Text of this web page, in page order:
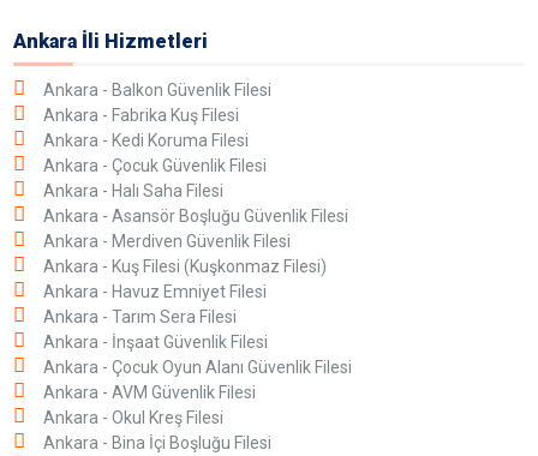
Ankara İli Hizmetleri
Ankara - Balkon Güvenlik Filesi
Ankara - Fabrika Kuş Filesi
Ankara - Kedi Koruma Filesi
Ankara - Çocuk Güvenlik Filesi
Ankara - Halı Saha Filesi
Ankara - Asansör Boşluğu Güvenlik Filesi
Ankara - Merdiven Güvenlik Filesi
Ankara - Kuş Filesi (Kuşkonmaz Filesi)
Ankara - Havuz Emniyet Filesi
Ankara - Tarım Sera Filesi
Ankara - İnşaat Güvenlik Filesi
Ankara - Çocuk Oyun Alanı Güvenlik Filesi
Ankara - AVM Güvenlik Filesi
Ankara - Okul Kreş Filesi
Ankara - Bina İçi Boşluğu Filesi